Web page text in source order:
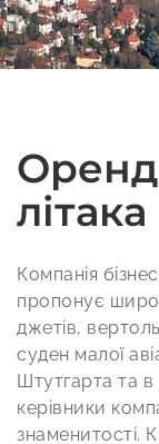
Компанія
пропонує
джетів,
суден малої
Штутгарта та в
керівники
знаменитості.